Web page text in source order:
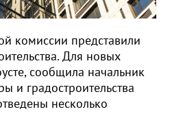
комиссии представили
Для новых
сообщила начальник
и градостроительства
несколько